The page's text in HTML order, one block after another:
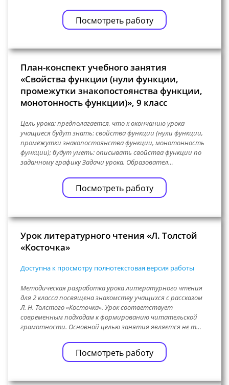
Посмотреть работу
План-конспект учебного занятия
«Свойства функции (нули функции,
промежутки знакопостоянства функции,
монотонность функции)», 9 класс
Цель урока: предполагается, что к окончанию урока
учащиеся будут знать: свойства функции (нули функции,
промежутки знакопостоянства функции, монотонность
функции); будут уметь: описывать свойства функции по
заданному графику Задачи урока. Образовател…
Посмотреть работу
Урок литературного чтения «Л. Толстой
«Косточка»
Доступна к просмотру полнотекстовая версия работы
Методическая разработка урока литературного чтения
для 2 класса посвящена знакомству учащихся с рассказом
Л. Н. Толстого «Косточка». Урок соответствует
современным подходам к формированию читательской
грамотности. Основной целью занятия является не т…
Посмотреть работу